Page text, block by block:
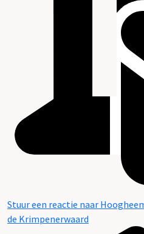
Stuur een reactie naar
de Krimpenerwaard